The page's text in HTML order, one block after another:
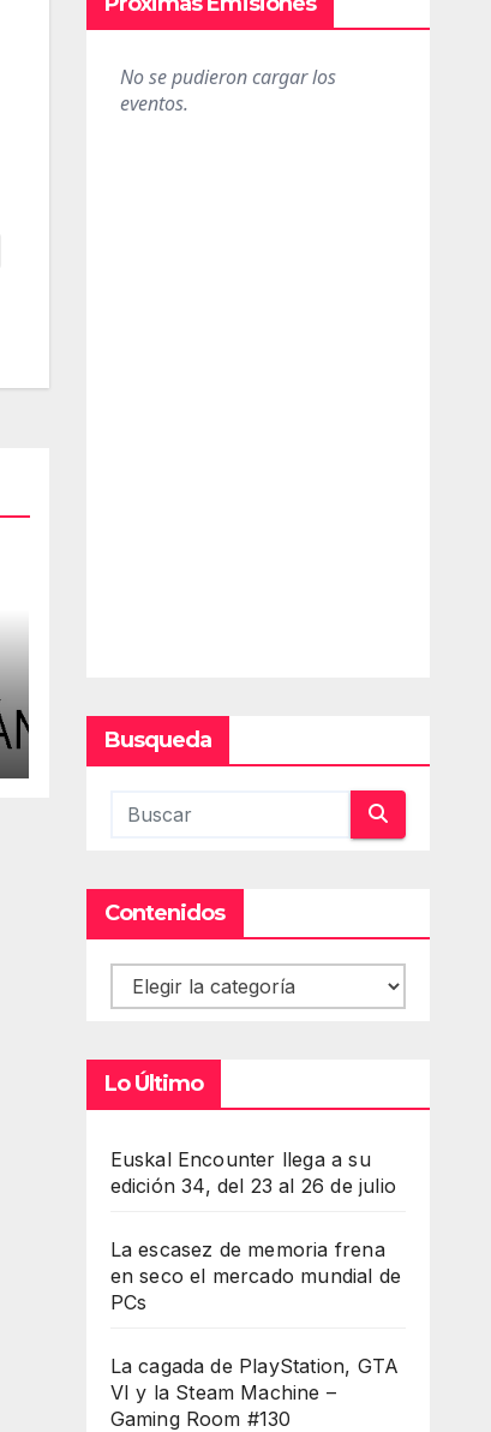
Busqueda
Contenidos
Contenidos
Lo Último
Euskal Encounter llega a su
edición 34, del 23 al 26 de julio
La escasez de memoria frena
en seco el mercado mundial de
PCs
La cagada de PlayStation, GTA
VI y la Steam Machine –
Gaming Room #130